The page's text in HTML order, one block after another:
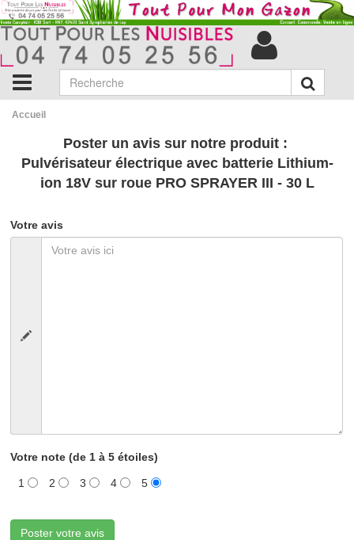
Accueil
Poster un avis sur notre produit :
Pulvérisateur électrique avec batterie Lithium-
ion 18V sur roue PRO SPRAYER III - 30 L
Votre avis
Votre note (de 1 à 5 étoiles)
1 2 3 4 5
Poster votre avis